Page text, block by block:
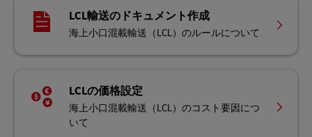
LCL輸送のドキュメント作成
海上小口混載輸送（LCL）のルールについて
LCLの価格設定
海上小口混載輸送（LCL）のコスト要因につ
いて